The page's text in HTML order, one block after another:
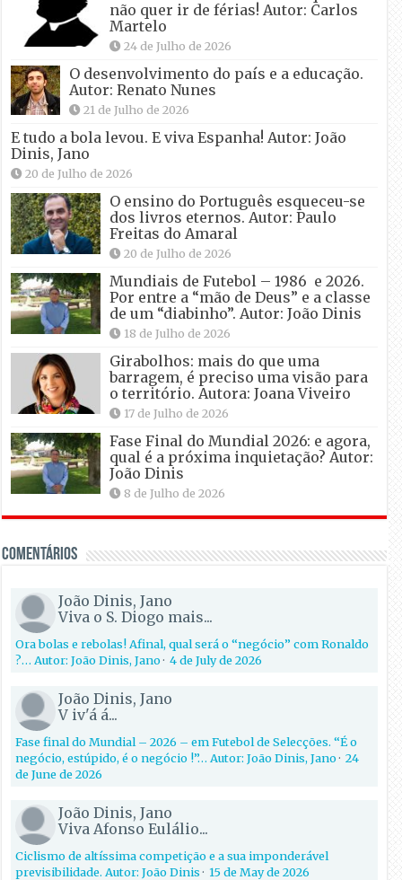
não quer ir de férias! Autor: Carlos
Martelo
24 de Julho de 2026
O desenvolvimento do país e a educação.
Autor: Renato Nunes
21 de Julho de 2026
E tudo a bola levou. E viva Espanha! Autor: João
Dinis, Jano
20 de Julho de 2026
O ensino do Português esqueceu-se
dos livros eternos. Autor: Paulo
Freitas do Amaral
20 de Julho de 2026
Mundiais de Futebol – 1986 e 2026.
Por entre a “mão de Deus” e a classe
de um “diabinho”. Autor: João Dinis
18 de Julho de 2026
Girabolhos: mais do que uma
barragem, é preciso uma visão para
o território. Autora: Joana Viveiro
17 de Julho de 2026
Fase Final do Mundial 2026: e agora,
qual é a próxima inquietação? Autor:
João Dinis
8 de Julho de 2026
Comentários
João Dinis, Jano
Viva o S. Diogo mais...
Ora bolas e rebolas! Afinal, qual será o “negócio” com Ronaldo
?… Autor: João Dinis, Jano·4 de July de 2026
João Dinis, Jano
V iv'á á...
Fase final do Mundial – 2026 – em Futebol de Selecções. “É o
negócio, estúpido, é o negócio !”… Autor: João Dinis, Jano·24
de June de 2026
João Dinis, Jano
Viva Afonso Eulálio...
Ciclismo de altíssima competição e a sua imponderável
previsibilidade. Autor: João Dinis·15 de May de 2026